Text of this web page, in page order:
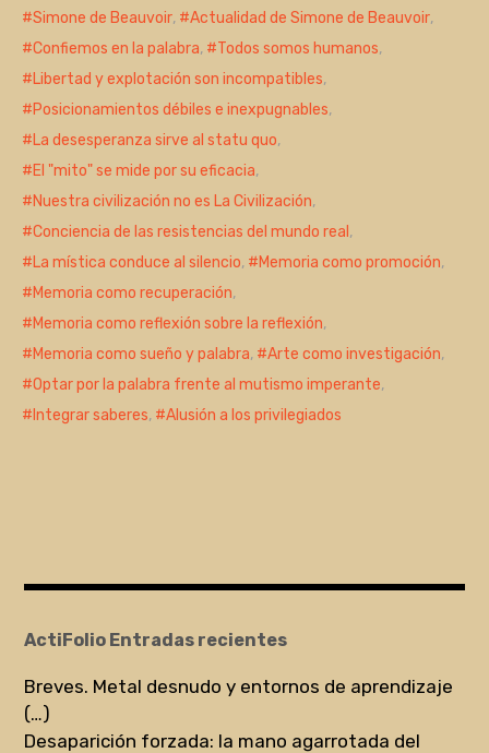
Simone de Beauvoir, Actualidad de Simone de Beauvoir,
Confiemos en la palabra, Todos somos humanos,
Libertad y explotación son incompatibles,
Posicionamientos débiles e inexpugnables,
La desesperanza sirve al statu quo,
El "mito" se mide por su eficacia,
Nuestra civilización no es La Civilización,
Conciencia de las resistencias del mundo real ,
La mística conduce al silencio, Memoria como promoción,
Memoria como recuperación,
Memoria como reflexión sobre la reflexión,
Memoria como sueño y palabra, Arte como investigación,
Optar por la palabra frente al mutismo imperante,
Integrar saberes, Alusión a los privilegiados
ActiFolio Entradas recientes
Breves. Metal desnudo y entornos de aprendizaje
(…)
Desaparición forzada: la mano agarrotada del